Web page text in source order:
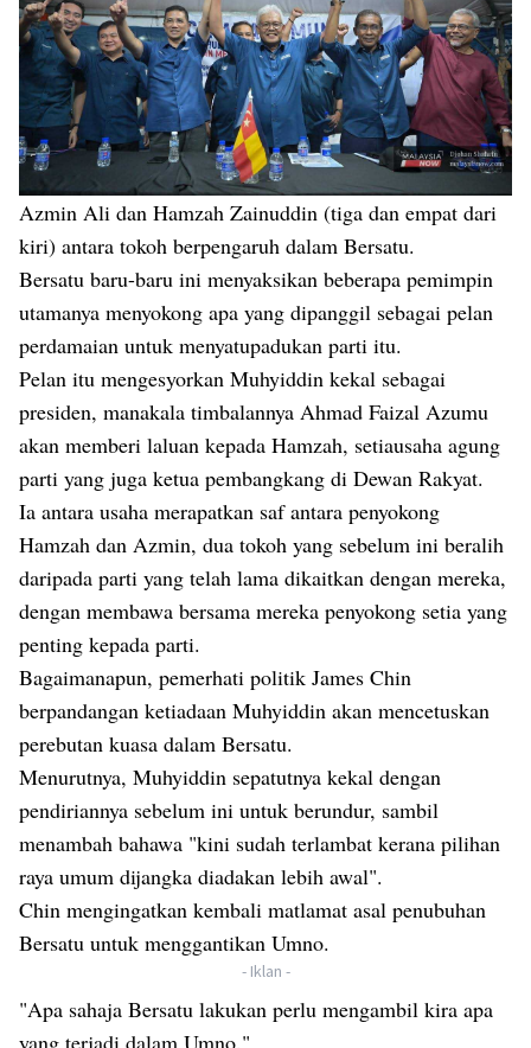
Azmin Ali dan Hamzah Zainuddin (tiga dan empat dari
kiri) antara tokoh berpengaruh dalam Bersatu.
Bersatu baru-baru ini menyaksikan beberapa pemimpin
utamanya menyokong apa yang dipanggil sebagai pelan
perdamaian untuk menyatupadukan parti itu.
Pelan itu mengesyorkan Muhyiddin kekal sebagai
presiden, manakala timbalannya Ahmad Faizal Azumu
akan memberi laluan kepada Hamzah, setiausaha agung
parti yang juga ketua pembangkang di Dewan Rakyat.
Ia antara usaha merapatkan saf antara penyokong
Hamzah dan Azmin, dua tokoh yang sebelum ini beralih
daripada parti yang telah lama dikaitkan dengan mereka,
dengan membawa bersama mereka penyokong setia yang
penting kepada parti.
Bagaimanapun, pemerhati politik James Chin
berpandangan ketiadaan Muhyiddin akan mencetuskan
perebutan kuasa dalam Bersatu.
Menurutnya, Muhyiddin sepatutnya kekal dengan
pendiriannya sebelum ini untuk berundur, sambil
menambah bahawa "kini sudah terlambat kerana pilihan
raya umum dijangka diadakan lebih awal".
Chin mengingatkan kembali matlamat asal penubuhan
Bersatu untuk menggantikan Umno.
- Iklan -
"Apa sahaja Bersatu lakukan perlu mengambil kira apa
yang terjadi dalam Umno."